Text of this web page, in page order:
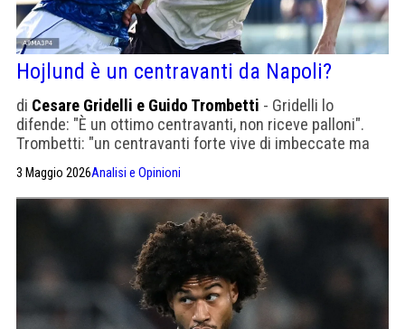
Hojlund è un centravanti da Napoli?
di Cesare Gridelli e Guido Trombetti - Gridelli lo
difende: "È un ottimo centravanti, non riceve palloni".
Trombetti: "un centravanti forte vive di imbeccate ma
sono"
3 Maggio 2026Analisi e Opinioni